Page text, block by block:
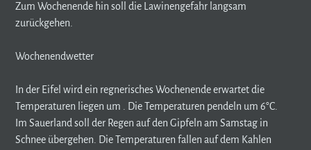
Zum Wochenende hin soll die Lawinengefahr langsam
zurückgehen.
Wochenendwetter
In der Eifel wird ein regnerisches Wochenende erwartet die
Temperaturen liegen um . Die Temperaturen pendeln um 6°C.
Im Sauerland soll der Regen auf den Gipfeln am Samstag in
Schnee übergehen. Die Temperaturen fallen auf dem Kahlen